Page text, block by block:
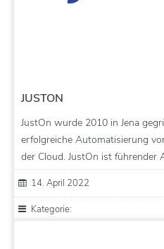
JUSTON
JustOn wurde 2010 in Jena
erfolgreiche Automatisierung
der Cloud. JustOn ist führender
14. April 2022
Kategorie: